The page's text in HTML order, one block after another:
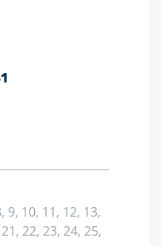
9, 10, 11, 12, 13,
22, 23, 24, 25,